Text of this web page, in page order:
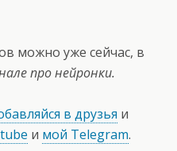
можно уже сейчас, в
про нейронки.
в друзья и
и мой Telegram.